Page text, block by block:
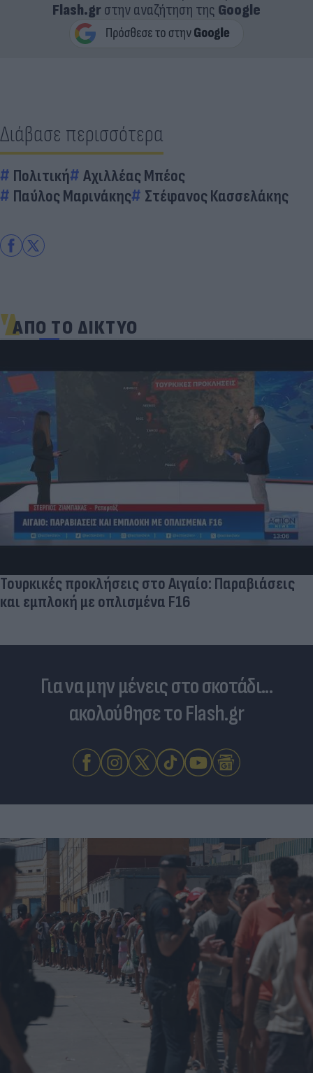
Flash.grστην αναζήτηση της Google
Διάβασε περισσότερα
Πολιτική
Αχιλλέας Μπέος
Παύλος Μαρινάκης
Στέφανος Κασσελάκης
ΑΠΟ ΤΟ ΔΙΚΤΥΟ
Τουρκικές προκλήσεις στο Αιγαίο: Παραβιάσεις
και εμπλοκή με οπλισμένα F16
Για να μην μένεις στο σκοτάδι...
ακολούθησε το Flash.gr